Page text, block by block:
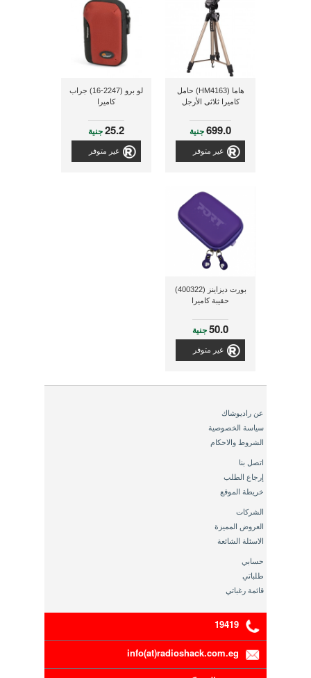
هاما (HM4163) حامل
كاميرا ثلاثى الأرجل
699.0جنية
غير متوفر
لو برو (2247-16) جراب
كاميرا
25.2جنية
غير متوفر
بورت ديزاينز (400322)
حقيبة كاميرا
50.0جنية
غير متوفر
عن راديوشاك
سياسة الخصوصية
الشروط والاحكام
اتصل بنا
إرجاع الطلب
خريطة الموقع
الشركات
العروض المميزة
الاسئلة الشائعة
حسابي
طلباتي
قائمة رغباتي
19419
info(at)radioshack.com.eg